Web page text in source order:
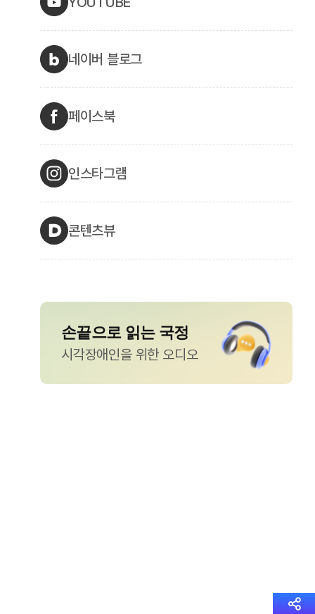
네이버 블로그
페이스북
인스타그램
콘텐츠뷰
손끝으로 읽는 국정
시각장애인을 위한 오디오